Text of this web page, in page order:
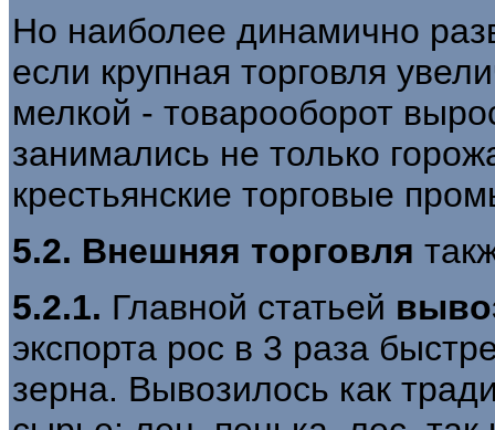
Но наиболее динамично
если крупная торговля
мелкой - товарооборот
занимались не только
крестьянские торговые
5.2. Внешняя торговля
5.2.1. Главной статьей
экспорта рос в 3 раза
зерна. Вывозилось как